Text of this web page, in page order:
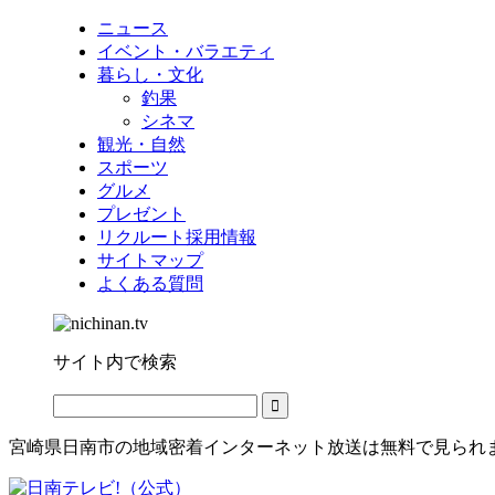
ニュース
イベント・バラエティ
暮らし・文化
釣果
シネマ
観光・自然
スポーツ
グルメ
プレゼント
リクルート採用情報
サイトマップ
よくある質問
サイト内で検索
宮崎県日南市の地域密着インターネット放送は無料で見られ